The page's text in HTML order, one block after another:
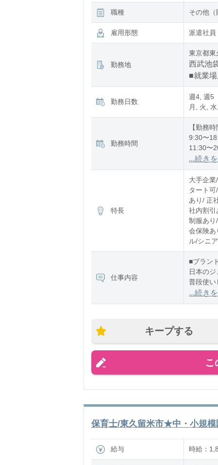
職種 その他（
雇用形態 派遣社員
勤務地
東京都東
西武池
■就業
勤務日数
週4, 週5
月, 火,
勤務時間
【勤務
9:30〜
11:30〜
12:30〜
※残業：
...続き
特長
大手企
タート
あり/ 正
社内割引
制服あり
会保険あ
ル/シニ
仕事内容
■ブラン
日本の
普段使い
ートシ
・接客お
...続き
キープする
こ
保育士/東久留米市★中・小規
給与 時給：